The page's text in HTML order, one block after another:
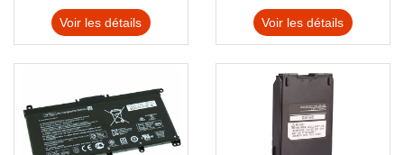
Voir les détails
HSTNN-LB8S M01118-421
M01144-005 13-BB 14-DV
Voir les détails